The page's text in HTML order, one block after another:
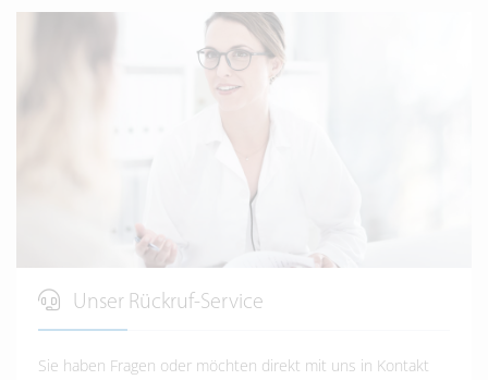
Unser Rückruf-Service
Sie haben Fragen oder möchten direkt mit uns in Kontakt